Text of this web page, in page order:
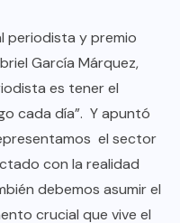
periodista y premio
García Márquez,
es tener el
cada día”. Y apuntó
el sector
con la realidad
debemos asumir el
crucial que vive el